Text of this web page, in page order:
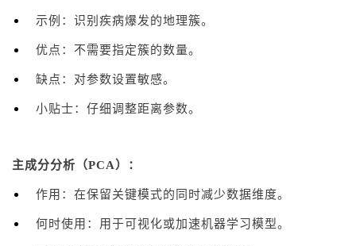
示例：识别疾病爆发的地理簇。
优点：不需要指定簇的数量。
缺点：对参数设置敏感。
小贴士：仔细调整距离参数。
主成分分析（PCA）：
作用：在保留关键模式的同时减少数据维度。
何时使用：用于可视化或加速机器学习模型。